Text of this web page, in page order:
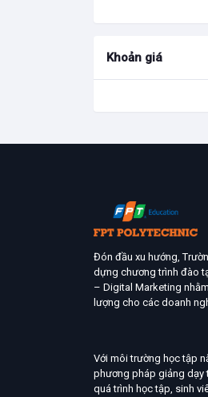
Khoản giá
Đón đầu xu hướng,
dựng chương trình đào
– Digital Marketing
lượng cho các doanh
Với môi trường học tập
phương pháp giảng dạy
quá trình học tập, sinh